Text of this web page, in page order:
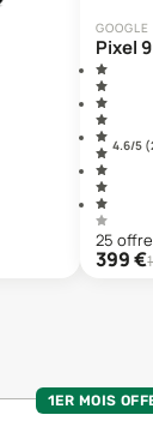
GOOGLE
Pixel 9
4.6/5 (
25 offre
399€
1ER MOIS